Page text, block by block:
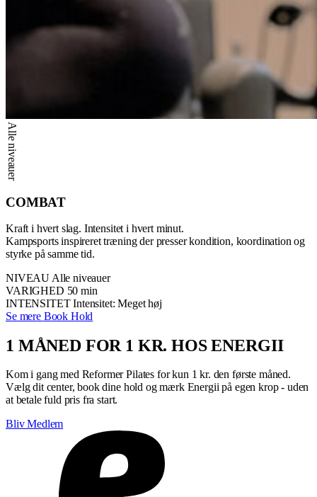
Alle niveauer
COMBAT
Kraft i hvert slag. Intensitet i hvert minut.
Kampsports inspireret træning der presser kondition, koordination og
styrke på samme tid.
NIVEAU Alle niveauer
VARIGHED 50 min
INTENSITET Intensitet: Meget høj
Se mere Book Hold
1 MÅNED FOR 1 KR. HOS ENERGII
Kom i gang med Reformer Pilates for kun 1 kr. den første måned.
Vælg dit center, book dine hold og mærk Energii på egen krop - uden
at betale fuld pris fra start.
Bliv Medlem